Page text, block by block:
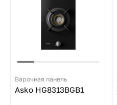
Варочная панель
Asko HG8313BGB1